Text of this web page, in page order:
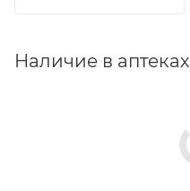
Наличие в аптеках